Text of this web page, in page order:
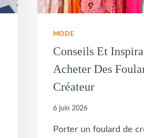
MODE
Conseils Et
Acheter Des
Créateur
6 juin 2026
Porter un foulard de